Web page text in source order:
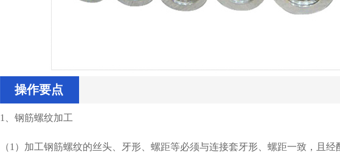
操作要点
1、钢筋螺纹加工
（1）加工钢筋螺纹的丝头、牙形、螺距等必须与连接套牙形、螺距一致，且